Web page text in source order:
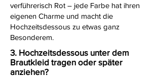
verführerisch Rot – jede Farbe hat ihren
eigenen Charme und macht die
Hochzeitsdessous zu etwas ganz
Besonderem.
3. Hochzeitsdessous unter dem
Brautkleid tragen oder später
anziehen?